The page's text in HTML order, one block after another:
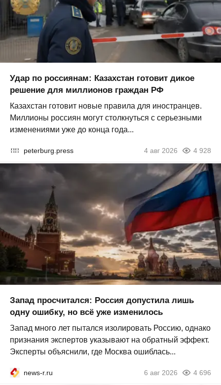
Удар по россиянам: Казахстан готовит дикое
решение для миллионов граждан РФ
Казахстан готовит новые правила для иностранцев.
Миллионы россиян могут столкнуться с серьезными
изменениями уже до конца года...
peterburg.press 4 авг 2026 4 928
Запад просчитался: Россия допустила лишь
одну ошибку, но всё уже изменилось
Запад много лет пытался изолировать Россию, однако
признания экспертов указывают на обратный эффект.
Эксперты объяснили, где Москва ошиблась...
news-r.ru 6 авг 2026 4 696